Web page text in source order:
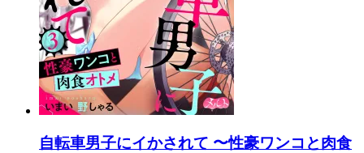
自転車男子にイかされて 〜性豪ワンコと肉食